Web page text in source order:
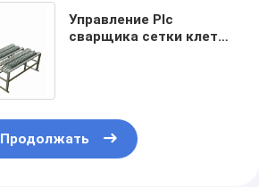
Управление Plc
сварщика сетки клетки
Продолжать